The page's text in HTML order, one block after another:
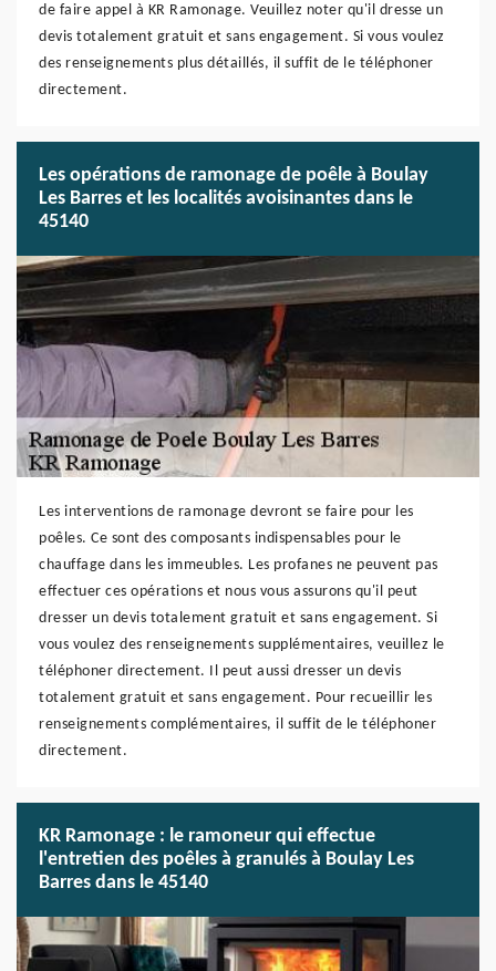
de faire appel à KR Ramonage. Veuillez noter qu'il dresse un
devis totalement gratuit et sans engagement. Si vous voulez
des renseignements plus détaillés, il suffit de le téléphoner
directement.
Les opérations de ramonage de poêle à Boulay
Les Barres et les localités avoisinantes dans le
45140
Les interventions de ramonage devront se faire pour les
poêles. Ce sont des composants indispensables pour le
chauffage dans les immeubles. Les profanes ne peuvent pas
effectuer ces opérations et nous vous assurons qu'il peut
dresser un devis totalement gratuit et sans engagement. Si
vous voulez des renseignements supplémentaires, veuillez le
téléphoner directement. Il peut aussi dresser un devis
totalement gratuit et sans engagement. Pour recueillir les
renseignements complémentaires, il suffit de le téléphoner
directement.
KR Ramonage : le ramoneur qui effectue
l'entretien des poêles à granulés à Boulay Les
Barres dans le 45140